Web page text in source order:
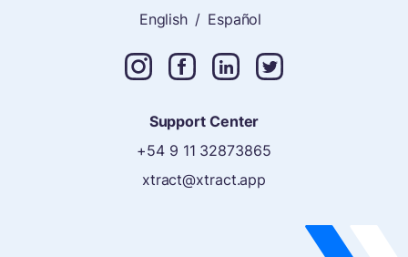
English / Español
Support Center
+54 9 11 32873865
xtract@xtract.app